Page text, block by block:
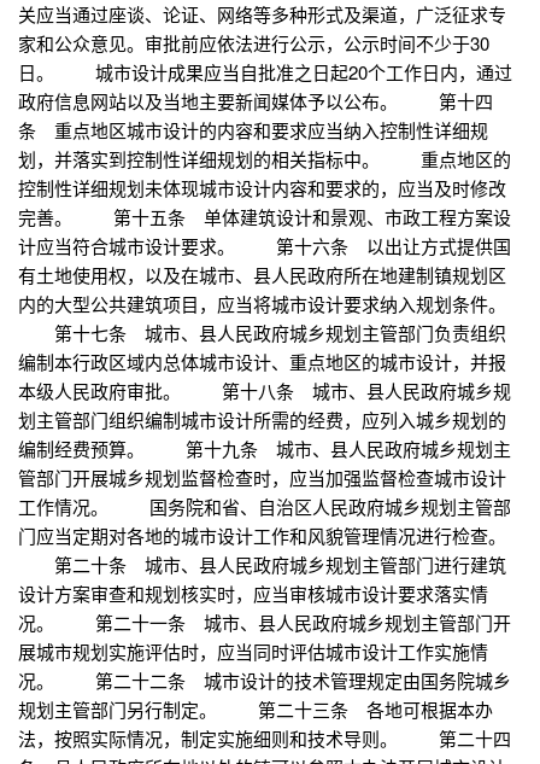
关应当通过座谈、论证、网络等多种形式及渠道，广泛征求专
家和公众意见。审批前应依法进行公示，公示时间不少于30
日。 城市设计成果应当自批准之日起20个工作日内，通过
政府信息网站以及当地主要新闻媒体予以公布。 第十四
条 重点地区城市设计的内容和要求应当纳入控制性详细规
划，并落实到控制性详细规划的相关指标中。 重点地区的
控制性详细规划未体现城市设计内容和要求的，应当及时修改
完善。 第十五条 单体建筑设计和景观、市政工程方案设
计应当符合城市设计要求。 第十六条 以出让方式提供国
有土地使用权，以及在城市、县人民政府所在地建制镇规划区
内的大型公共建筑项目，应当将城市设计要求纳入规划条件。
第十七条 城市、县人民政府城乡规划主管部门负责组织
编制本行政区域内总体城市设计、重点地区的城市设计，并报
本级人民政府审批。 第十八条 城市、县人民政府城乡规
划主管部门组织编制城市设计所需的经费，应列入城乡规划的
编制经费预算。 第十九条 城市、县人民政府城乡规划主
管部门开展城乡规划监督检查时，应当加强监督检查城市设计
工作情况。 国务院和省、自治区人民政府城乡规划主管部
门应当定期对各地的城市设计工作和风貌管理情况进行检查。
第二十条 城市、县人民政府城乡规划主管部门进行建筑
设计方案审查和规划核实时，应当审核城市设计要求落实情
况。 第二十一条 城市、县人民政府城乡规划主管部门开
展城市规划实施评估时，应当同时评估城市设计工作实施情
况。 第二十二条 城市设计的技术管理规定由国务院城乡
规划主管部门另行制定。 第二十三条 各地可根据本办
法，按照实际情况，制定实施细则和技术导则。 第二十四